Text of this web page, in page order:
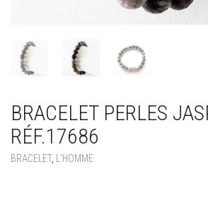
BRACELET PERLES
RÉF.17686
BRACELET, L'HOMME